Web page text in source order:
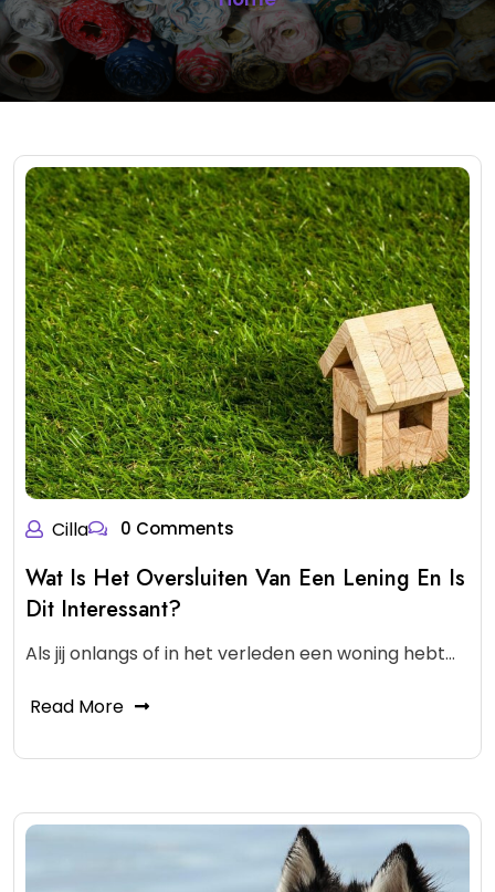
Cilla 0 Comments
Wat Is Het Oversluiten Van Een Lening En Is
Dit Interessant?
Als jij onlangs of in het verleden een woning hebt…
Read More